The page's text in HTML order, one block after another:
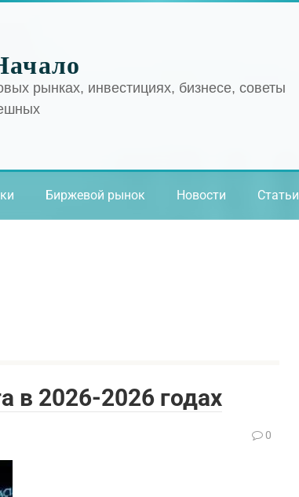
рынках, инвестициях, бизнесе, советы
Биржевой рынок Новости Статьи
в 2026-2026 годах
0